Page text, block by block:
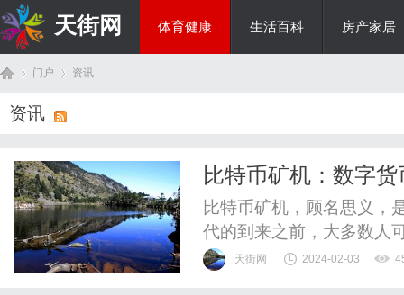
天街网 体育健康 生活百科 房产家居
门户 资讯
资讯
比特币矿机：数字
比特币矿机，顾名思义，
代的到来之前，大多数人
为了众多投资者和矿工的
天街网 2024-02-03